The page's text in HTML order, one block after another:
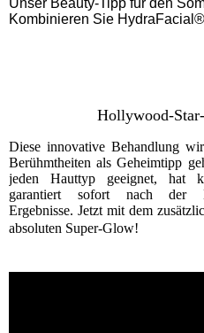
Unser Beauty-Tipp für den
Kombinieren Sie
Hollywood-
Diese innovative Behandlung
Berühmtheiten als Geheimtipp
jeden Hauttyp geeignet, hat
garantiert sofort nach der
Ergebnisse. Jetzt mit dem
absoluten Super-Glow!